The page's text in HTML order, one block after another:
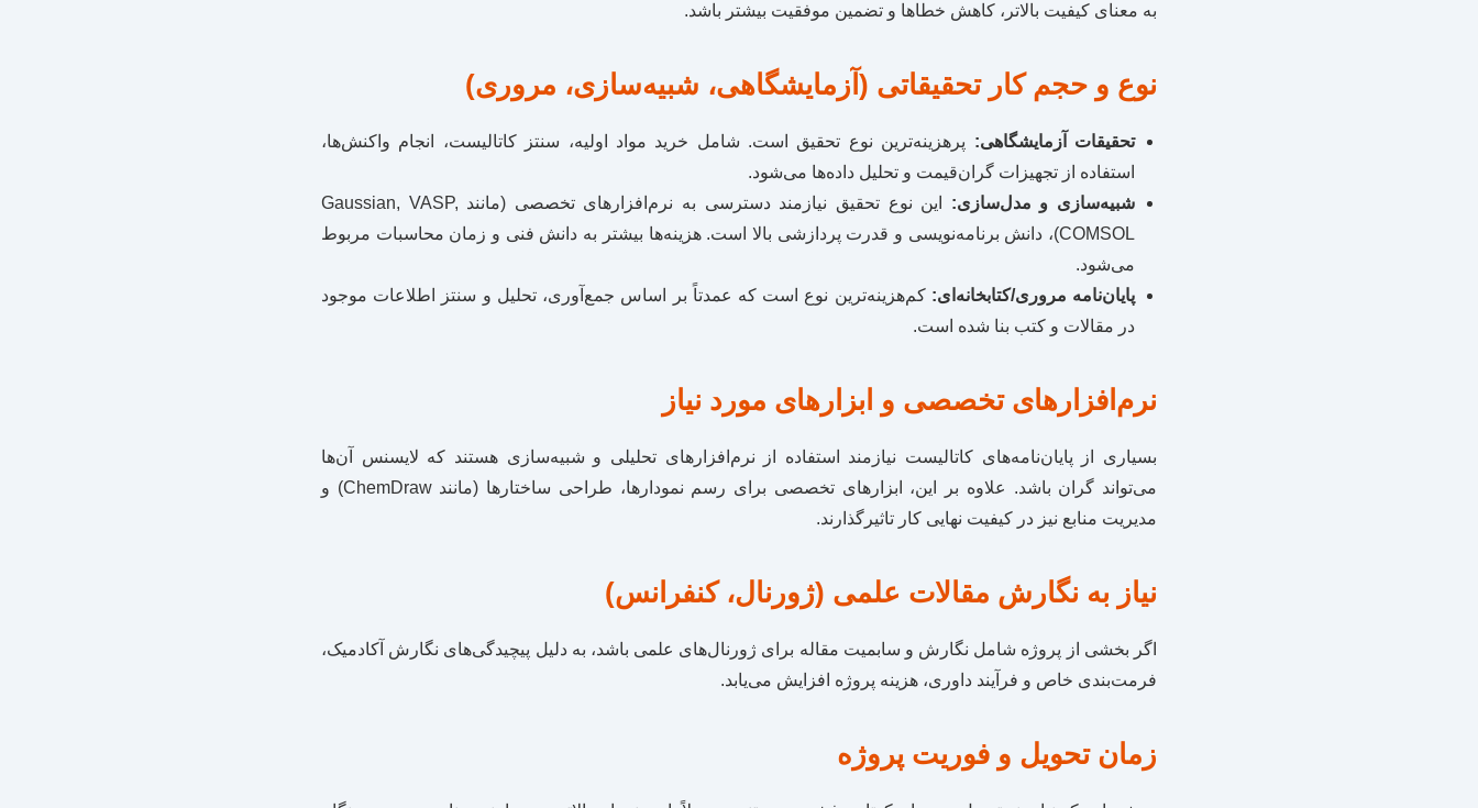
به معنای کیفیت بالاتر، کاهش خطاها و تضمین موفقیت بیشتر باشد.
نوع و حجم کار تحقیقاتی (آزمایشگاهی، شبیه‌سازی، مروری)
تحقیقات آزمایشگاهی: پرهزینه‌ترین نوع تحقیق است. شامل خرید مواد اولیه، سنتز کاتالیست، انجام واکنش‌ها،
استفاده از تجهیزات گران‌قیمت و تحلیل داده‌ها می‌شود.
شبیه‌سازی و مدل‌سازی:
این نوع تحقیق نیازمند دسترسی به نرم‌افزارهای تخصصی (مانند Gaussian, VASP,
COMSOL)، دانش برنامه‌نویسی و قدرت پردازشی بالا است. هزینه‌ها بیشتر به دانش فنی و زمان محاسبات مربوط
می‌شود.
پایان‌نامه مروری/کتابخانه‌ای: کم‌هزینه‌ترین نوع است که عمدتاً بر اساس جمع‌آوری، تحلیل و سنتز اطلاعات موجود
در مقالات و کتب بنا شده است.
نرم‌افزارهای تخصصی و ابزارهای مورد نیاز
بسیاری از پایان‌نامه‌های کاتالیست نیازمند استفاده از نرم‌افزارهای تحلیلی و شبیه‌سازی هستند که لایسنس آن‌ها
می‌تواند گران باشد. علاوه بر این، ابزارهای تخصصی برای رسم نمودارها، طراحی ساختارها (مانند ChemDraw) و
مدیریت منابع نیز در کیفیت نهایی کار تاثیرگذارند.
نیاز به نگارش مقالات علمی (ژورنال، کنفرانس)
اگر بخشی از پروژه شامل نگارش و سابمیت مقاله برای ژورنال‌های علمی باشد، به دلیل پیچیدگی‌های نگارش آکادمیک،
فرمت‌بندی خاص و فرآیند داوری، هزینه پروژه افزایش می‌یابد.
زمان تحویل و فوریت پروژه